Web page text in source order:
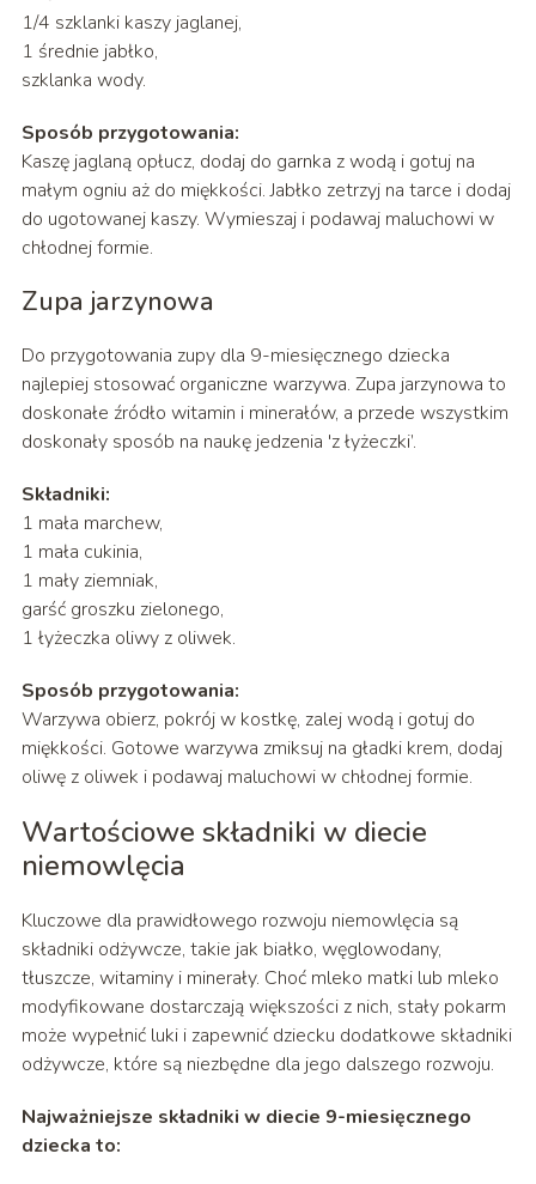
1/4 szklanki kaszy jaglanej,
1 średnie jabłko,
szklanka wody.
Sposób przygotowania:
Kaszę jaglaną opłucz, dodaj do garnka z wodą i gotuj na
małym ogniu aż do miękkości. Jabłko zetrzyj na tarce i dodaj
do ugotowanej kaszy. Wymieszaj i podawaj maluchowi w
chłodnej formie.
Zupa jarzynowa
Do przygotowania zupy dla 9-miesięcznego dziecka
najlepiej stosować organiczne warzywa. Zupa jarzynowa to
doskonałe źródło witamin i minerałów, a przede wszystkim
doskonały sposób na naukę jedzenia 'z łyżeczki’.
Składniki:
1 mała marchew,
1 mała cukinia,
1 mały ziemniak,
garść groszku zielonego,
1 łyżeczka oliwy z oliwek.
Sposób przygotowania:
Warzywa obierz, pokrój w kostkę, zalej wodą i gotuj do
miękkości. Gotowe warzywa zmiksuj na gładki krem, dodaj
oliwę z oliwek i podawaj maluchowi w chłodnej formie.
Wartościowe składniki w diecie
niemowlęcia
Kluczowe dla prawidłowego rozwoju niemowlęcia są
składniki odżywcze, takie jak białko, węglowodany,
tłuszcze, witaminy i minerały. Choć mleko matki lub mleko
modyfikowane dostarczają większości z nich, stały pokarm
może wypełnić luki i zapewnić dziecku dodatkowe składniki
odżywcze, które są niezbędne dla jego dalszego rozwoju.
Najważniejsze składniki w diecie 9-miesięcznego
dziecka to: